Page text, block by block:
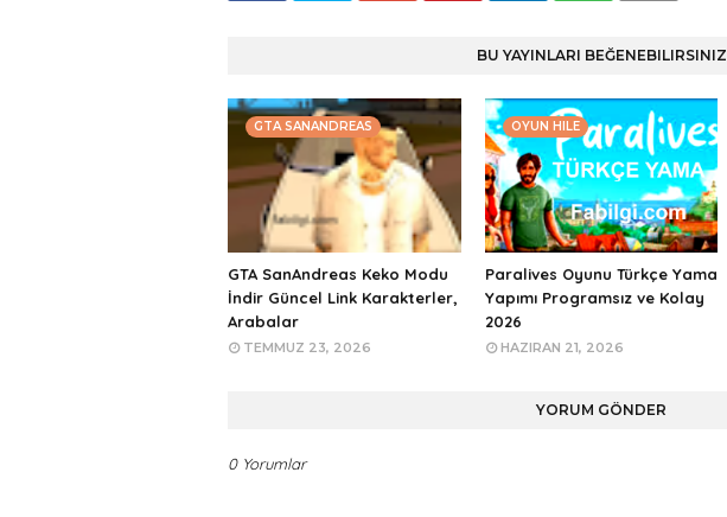
BU YAYINLARI BEĞENEBILIRSINIZ
GTA SANANDREAS
GTA SanAndreas Keko Modu
İndir Güncel Link Karakterler,
Arabalar
TEMMUZ 23, 2026
OYUN HILE
Paralives Oyunu Türkçe Yama
Yapımı Programsız ve Kolay
2026
HAZIRAN 21, 2026
YORUM GÖNDER
0 Yorumlar